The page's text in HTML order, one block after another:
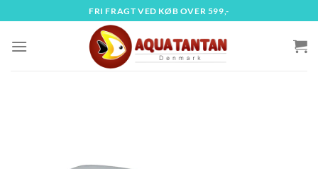
til
indhold
FRI FRAGT VED KØB OVER 599,-